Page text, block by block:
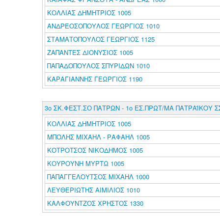
ΚΟΛΛΙΑΣ ΔΗΜΗΤΡΙΟΣ 1005
ΑΝΔΡΕΟΣΟΠΟΥΛΟΣ ΓΕΩΡΓΙΟΣ 1010
ΣΤΑΜΑΤΟΠΟΥΛΟΣ ΓΕΩΡΓΙΟΣ 1125
ΖΑΠΑΝΤΕΣ ΔΙΟΝΥΣΙΟΣ 1005
ΠΑΠΑΔΟΠΟΥΛΟΣ ΣΠΥΡΙΔΩΝ 1010
ΚΑΡΑΓΙΑΝΝΗΣ ΓΕΩΡΓΙΟΣ 1190
3o ΣΚ.ΦΕΣΤ.ΣΟ ΠΑΤΡΩΝ - 1ο ΕΣ.ΠΡΩΤ/ΜΑ ΠΑΤΡΑΪΚΟΥ
ΚΟΛΛΙΑΣ ΔΗΜΗΤΡΙΟΣ 1005
ΜΠΟΛΗΣ ΜΙΧΑΗΛ - ΡΑΦΑΗΛ 1005
ΚΟΤΡΟΤΣΟΣ ΝΙΚΟΔΗΜΟΣ 1005
ΚΟΥΡΟΥΝΗ ΜΥΡΤΩ 1005
ΠΑΠΑΓΓΕΛΟΥΤΣΟΣ ΜΙΧΑΗΛ 1000
ΛΕΥΘΕΡΙΩΤΗΣ ΑΙΜΙΛΙΟΣ 1010
ΚΑΛΦΟΥΝΤΖΟΣ ΧΡΗΣΤΟΣ 1330